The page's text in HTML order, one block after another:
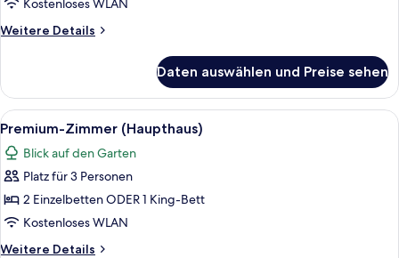
Kostenloses WLAN
Weitere Details
Weitere
Studio,
Annex
Daten auswählen und Preise sehen
Alle
Fotos
für
Premium-
Zimmer
(Haupthaus)
anzeigen
Ein modernes Hotelzimmer mit
9
Premium-Zimmer (Haupthaus)
Blick auf den Garten
Platz für 3 Personen
2 Einzelbetten ODER 1 King-Bett
Kostenloses WLAN
Weitere Details
Weitere